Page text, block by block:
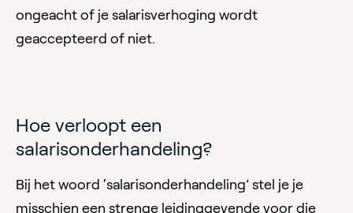
ongeacht of je salarisverhoging wordt
geaccepteerd of niet.
Hoe verloopt een
salarisonderhandeling?
Bij het woord ‘salarisonderhandeling’ stel je je
misschien een strenge leidinggevende voor die